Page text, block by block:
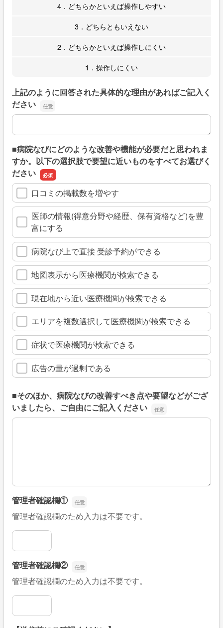
4．どちらかといえば操作しやすい
3．どちらともいえない
2．どちらかといえば操作しにくい
1．操作しにくい
上記のように回答された具体的な理由があればご記入く
ださい
上記のように回答された具体的な理由があればご記入くだ
■病院なびにどのような改善や機能が必要だと思われま
すか。以下の選択肢で要望に近いものをすべてお選びく
ださい
口コミの掲載数を増やす
医師の情報(得意分野や経歴、保有資格など)を豊
富にする
病院なび上で直接 受診予約ができる
地図表示から医療機関が検索できる
現在地から近い医療機関が検索できる
エリアを複数選択して医療機関が検索できる
症状で医療機関が検索できる
広告の量が過剰である
■そのほか、病院なびの改善すべき点や要望などがござ
いましたら、ご自由にご記入ください
■そのほか、病院なびの改善すべき点や要望などがござい
管理者確認欄①
管理者確認欄のため入力は不要です。
管理者確認欄①
管理者確認欄②
管理者確認欄のため入力は不要です。
管理者確認欄②